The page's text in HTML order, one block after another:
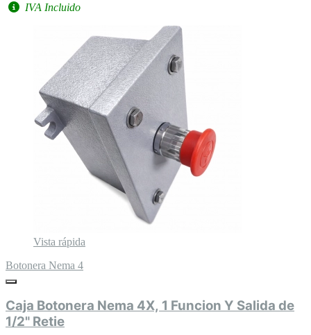
IVA Incluido
Vista rápida
Botonera Nema 4
Caja Botonera Nema 4X, 1 Funcion Y Salida de
1/2" Retie